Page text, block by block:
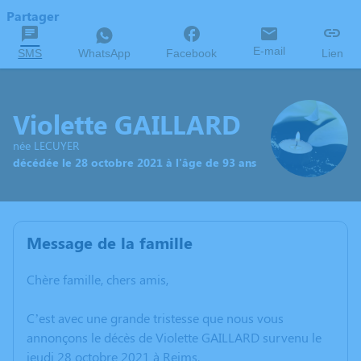
Partager
SMS WhatsApp Facebook E-mail Lien
Violette GAILLARD
née LECUYER
décédée le 28 octobre 2021 à l'âge de 93 ans
Message de la famille
Chère famille, chers amis,
C’est avec une grande tristesse que nous vous
annonçons le décès de Violette GAILLARD survenu le
jeudi 28 octobre 2021 à Reims.